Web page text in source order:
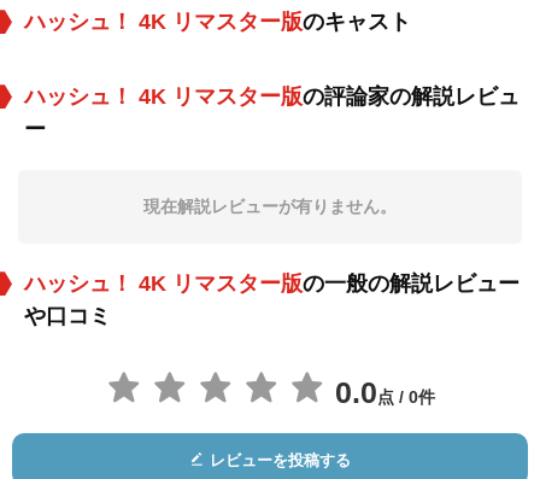
ハッシュ！ 4K リマスター版のキャスト
ハッシュ！ 4K リマスター版の評論家の解説レビュ
ー
現在解説レビューが有りません。
ハッシュ！ 4K リマスター版の一般の解説レビュー
や口コミ
0.0点 / 0件
レビューを投稿する